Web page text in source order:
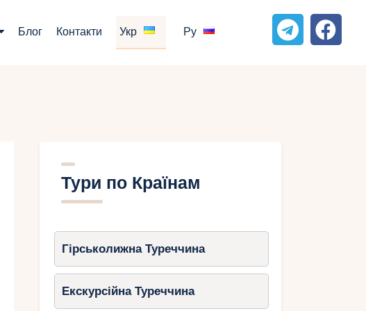
Блог Контакти Укр Ру
Тури по Країнам
Гірськолижна Туреччина
Екскурсійна Туреччина